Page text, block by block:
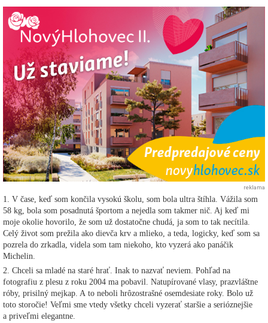
reklama
1. V čase, keď som končila vysokú školu, som bola ultra štíhla. Vážila som
58 kg, bola som posadnutá športom a nejedla som takmer nič. Aj keď mi
moje okolie hovorilo, že som už dostatočne chudá, ja som to tak necítila.
Celý život som prežila ako dievča krv a mlieko, a teda, logicky, keď som sa
pozrela do zrkadla, videla som tam niekoho, kto vyzerá ako panáčik
Michelin.
2. Chceli sa mladé na staré hrať. Inak to nazvať neviem. Pohľad na
fotografiu z plesu z roku 2004 ma pobavil. Natupírované vlasy, prazvláštne
róby, prisilný mejkap. A to neboli hrôzostrašné osemdesiate roky. Bolo už
toto storočie! Veľmi sme vtedy všetky chceli vyzerať staršie a serióznejšie
a priveľmi elegantne.